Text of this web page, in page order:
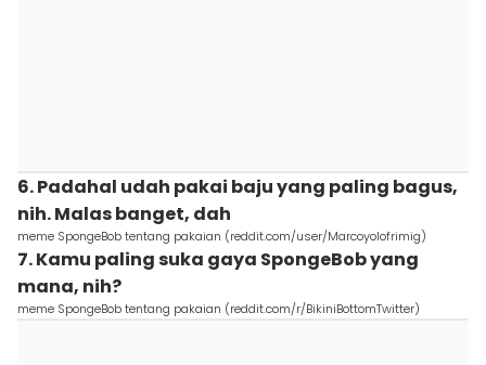
6. Padahal udah pakai baju yang paling bagus,
nih. Malas banget, dah
meme SpongeBob tentang pakaian (reddit.com/user/Marcoyolofrimig)
7. Kamu paling suka gaya SpongeBob yang
mana, nih?
meme SpongeBob tentang pakaian (reddit.com/r/BikiniBottomTwitter)